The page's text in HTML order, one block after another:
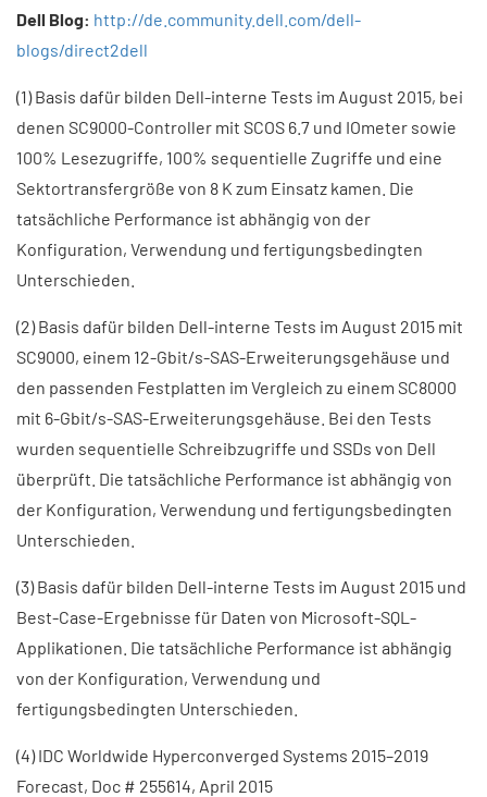
Dell Blog: http://de.community.dell.com/dell-
blogs/direct2dell
(1) Basis dafür bilden Dell-interne Tests im August 2015, bei
denen SC9000-Controller mit SCOS 6.7 und IOmeter sowie
100% Lesezugriffe, 100% sequentielle Zugriffe und eine
Sektortransfergröße von 8 K zum Einsatz kamen. Die
tatsächliche Performance ist abhängig von der
Konfiguration, Verwendung und fertigungsbedingten
Unterschieden.
(2) Basis dafür bilden Dell-interne Tests im August 2015 mit
SC9000, einem 12-Gbit/s-SAS-Erweiterungsgehäuse und
den passenden Festplatten im Vergleich zu einem SC8000
mit 6-Gbit/s-SAS-Erweiterungsgehäuse. Bei den Tests
wurden sequentielle Schreibzugriffe und SSDs von Dell
überprüft. Die tatsächliche Performance ist abhängig von
der Konfiguration, Verwendung und fertigungsbedingten
Unterschieden.
(3) Basis dafür bilden Dell-interne Tests im August 2015 und
Best-Case-Ergebnisse für Daten von Microsoft-SQL-
Applikationen. Die tatsächliche Performance ist abhängig
von der Konfiguration, Verwendung und
fertigungsbedingten Unterschieden.
(4) IDC Worldwide Hyperconverged Systems 2015–2019
Forecast, Doc # 255614, April 2015